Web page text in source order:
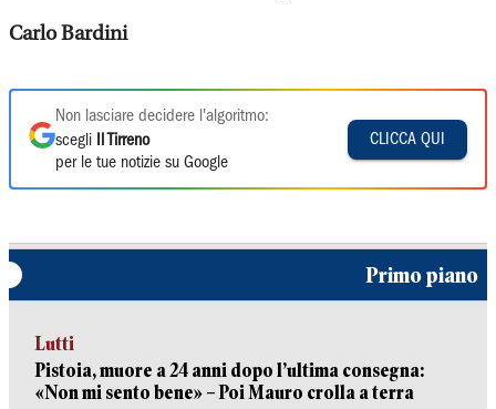
Carlo Bardini
Non lasciare decidere l'algoritmo:
scegli
Il Tirreno
per le tue notizie su Google
CLICCA QUI
Primo piano
Lutti
Pistoia, muore a 24 anni dopo l’ultima consegna:
«Non mi sento bene» – Poi Mauro crolla a terra